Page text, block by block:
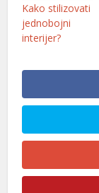
Kako stilizovati
jednobojni
interijer?